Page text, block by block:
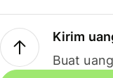
Kirim
Buat